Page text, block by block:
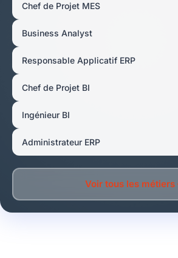
Chef de Projet MES
Business Analyst
Responsable Applicatif ERP
Chef de Projet BI
Ingénieur BI
Administrateur ERP
Voir tous les métiers